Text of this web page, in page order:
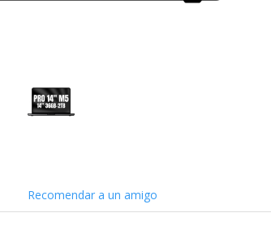
Recomendar a un amigo